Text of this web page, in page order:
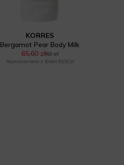
KORRES
Bergamot Pear Body Milk
65,60 zł82 zł
Najniższa cena z 30 dni: 62,32 zł